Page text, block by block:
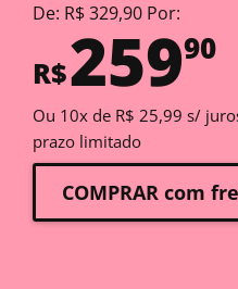
De: R$ 329,90 Por:
R$25990
Ou 10x de R$ 25,99 s/
prazo limitado
COMPRAR com